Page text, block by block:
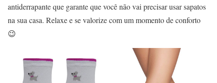
antiderrapante que garante que você não vai precisar usar sapatos
na sua casa. Relaxe e se valorize com um momento de conforto
😉